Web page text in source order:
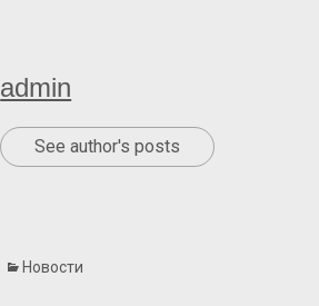
admin
See author's posts
Новости